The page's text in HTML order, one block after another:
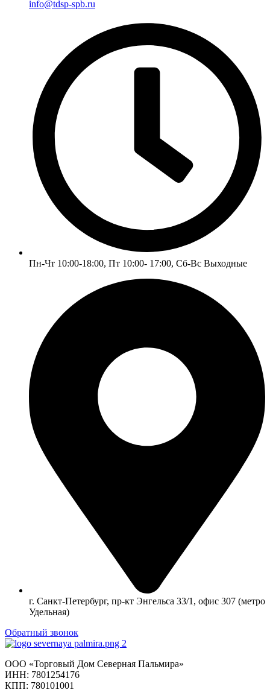
info@tdsp-spb.ru
Пн-Чт 10:00-18:00, Пт 10:00- 17:00, Сб-Вс Выходные
г. Санкт-Петербург, пр-кт Энгельса 33/1, офис 307 (метро
Удельная)
Обратный звонок
ООО «Торговый Дом Северная Пальмира»
ИНН: 7801254176
КПП: 780101001